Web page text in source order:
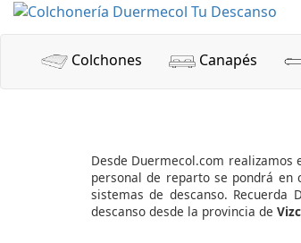
Colchones Canapés
Desde Duermecol.com
personal de reparto se pondrá en
sistemas de descanso.
descanso desde la provincia de